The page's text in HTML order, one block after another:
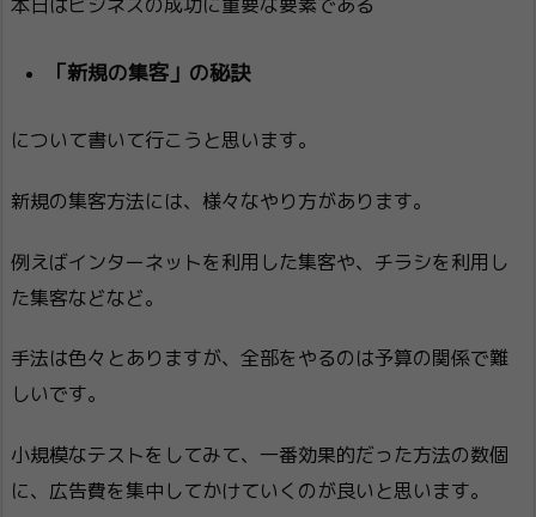
本日はビジネスの成功に重要な要素である
「新規の集客」の秘訣
について書いて行こうと思います。
新規の集客方法には、様々なやり方があります。
例えばインターネットを利用した集客や、チラシを利用し
た集客などなど。
手法は色々とありますが、全部をやるのは予算の関係で難
しいです。
小規模なテストをしてみて、一番効果的だった方法の数個
に、広告費を集中してかけていくのが良いと思います。